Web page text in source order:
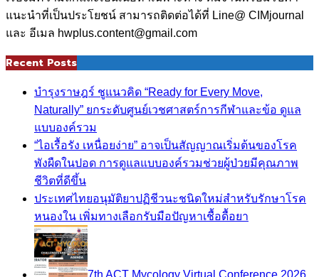
แนะนำที่เป็นประโยชน์ สามารถติดต่อได้ที่ Line@ CIMjournal
และ อีเมล hwplus.content@gmail.com
Recent Posts
บำรุงราษฎร์ ชูแนวคิด “Ready for Every Move,
Naturally” ยกระดับศูนย์เวชศาสตร์การกีฬาและข้อ ดูแล
แบบองค์รวม
“ไอเรื้อรัง เหนื่อยง่าย” อาจเป็นสัญญาณเริ่มต้นของโรค
พังผืดในปอด การดูแลแบบองค์รวมช่วยผู้ป่วยมีคุณภาพ
ชีวิตที่ดีขึ้น
ประเทศไทยอนุมัติยาปฏิชีวนะชนิดใหม่สำหรับรักษาโรค
หนองใน เพิ่มทางเลือกรับมือปัญหาเชื้อดื้อยา